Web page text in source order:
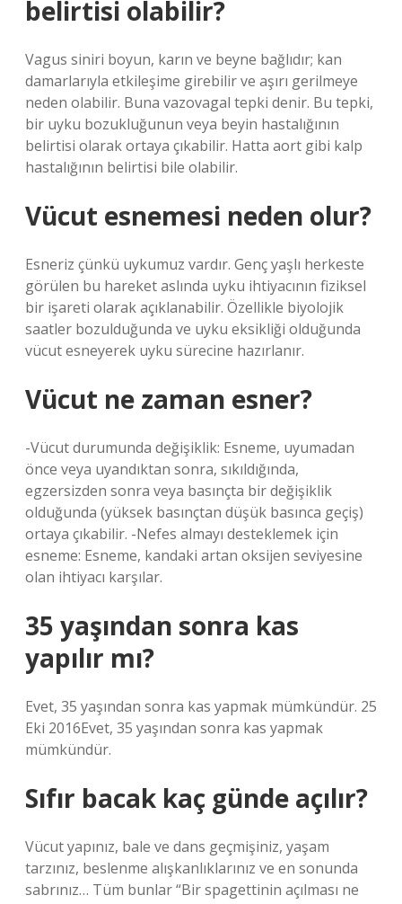
belirtisi olabilir?
Vagus siniri boyun, karın ve beyne bağlıdır; kan
damarlarıyla etkileşime girebilir ve aşırı gerilmeye
neden olabilir. Buna vazovagal tepki denir. Bu tepki,
bir uyku bozukluğunun veya beyin hastalığının
belirtisi olarak ortaya çıkabilir. Hatta aort gibi kalp
hastalığının belirtisi bile olabilir.
Vücut esnemesi neden olur?
Esneriz çünkü uykumuz vardır. Genç yaşlı herkeste
görülen bu hareket aslında uyku ihtiyacının fiziksel
bir işareti olarak açıklanabilir. Özellikle biyolojik
saatler bozulduğunda ve uyku eksikliği olduğunda
vücut esneyerek uyku sürecine hazırlanır.
Vücut ne zaman esner?
-Vücut durumunda değişiklik: Esneme, uyumadan
önce veya uyandıktan sonra, sıkıldığında,
egzersizden sonra veya basınçta bir değişiklik
olduğunda (yüksek basınçtan düşük basınca geçiş)
ortaya çıkabilir. -Nefes almayı desteklemek için
esneme: Esneme, kandaki artan oksijen seviyesine
olan ihtiyacı karşılar.
35 yaşından sonra kas
yapılır mı?
Evet, 35 yaşından sonra kas yapmak mümkündür. 25
Eki 2016Evet, 35 yaşından sonra kas yapmak
mümkündür.
Sıfır bacak kaç günde açılır?
Vücut yapınız, bale ve dans geçmişiniz, yaşam
tarzınız, beslenme alışkanlıklarınız ve en sonunda
sabrınız… Tüm bunlar “Bir spagettinin açılması ne